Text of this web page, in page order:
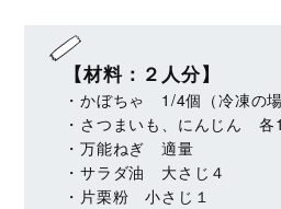
【材料：２人分】
・かぼちゃ 1/4個（冷凍の場
・さつまいも、にんじん 各
・万能ねぎ 適量
・サラダ油 大さじ４
・片栗粉 小さじ１